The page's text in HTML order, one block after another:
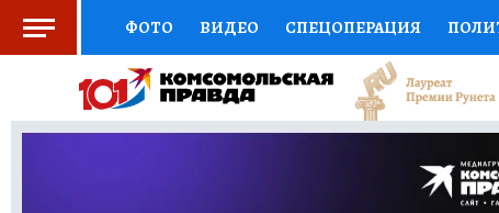
ФОТО ВИДЕО СПЕЦОПЕРАЦИЯ
СОЦПОДДЕРЖКА НАУКА СПОРТ
ВЫБОР ЭКСПЕРТОВ ДОКТОР ФИНАНСЫ
ПРОГНОЗЫ НА СПОРТ